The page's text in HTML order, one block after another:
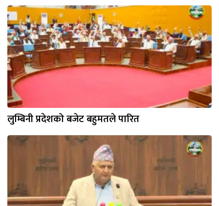
लुम्बिनी प्रदेशको बजेट बहुमतले पारित